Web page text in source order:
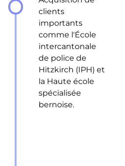
clients
importants
comme l'École
intercantonale
de police de
Hitzkirch (IPH) et
la Haute école
spécialisée
bernoise.